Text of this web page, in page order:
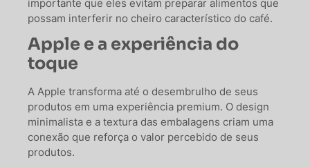
importante que eles evitam preparar alimentos que
possam interferir no cheiro característico do café.
Apple e a experiência do
toque
A Apple transforma até o desembrulho de seus
produtos em uma experiência premium. O design
minimalista e a textura das embalagens criam uma
conexão que reforça o valor percebido de seus
produtos.